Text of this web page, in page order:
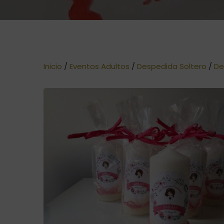
Inicio / Eventos Adultos / Despedida Soltero /